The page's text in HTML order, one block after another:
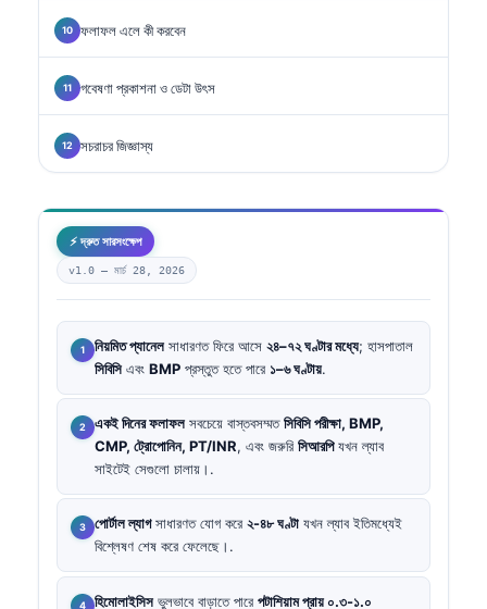
ফলাফল এলে কী করবেন
গবেষণা প্রকাশনা ও ডেটা উৎস
সচরাচর জিজ্ঞাস্য
⚡ দ্রুত সারসংক্ষেপ
v1.0 — মার্চ 28, 2026
নিয়মিত প্যানেলসাধারণত ফিরে আসে ২৪–৭২ ঘণ্টার মধ্যে; হাসপাতাল
সিবিসিএবং BMP প্রস্তুত হতে পারে ১–৬ ঘণ্টায়.
একই দিনের ফলাফলসবচেয়ে বাস্তবসম্মতসিবিসি পরীক্ষা, BMP,
CMP, ট্রোপোনিন, PT/INR, এবং জরুরি সিআরপিযখন ল্যাব
সাইটেই সেগুলো চালায়।.
পোর্টাল ল্যাগসাধারণত যোগ করে ২-৪৮ ঘণ্টা যখন ল্যাব ইতিমধ্যেই
বিশ্লেষণ শেষ করে ফেলেছে।.
হিমোলাইসিসভুলভাবে বাড়াতে পারে পটাশিয়াম প্রায় ০.৩-১.০